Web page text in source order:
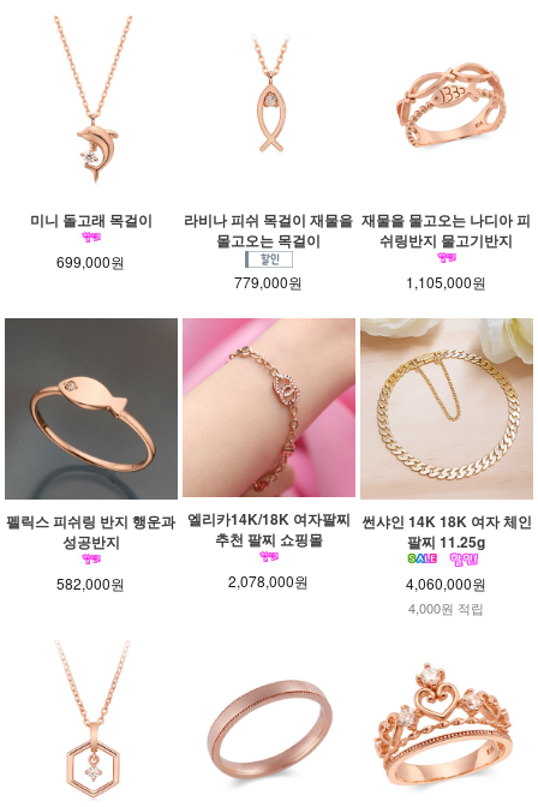
미니 돌고래 목걸이
699,000원
라비나 피쉬 목걸이 재물을
몰고오는 목걸이
779,000원
재물을 물고오는 나디아 피
쉬링반지 물고기반지
1,105,000원
펠릭스 피쉬링 반지 행운과
성공반지
582,000원
엘리카14K/18K 여자팔찌
추천 팔찌 쇼핑몰
2,078,000원
썬샤인 14K 18K 여자 체인
팔찌 11.25g
4,060,000원
4,000원 적립